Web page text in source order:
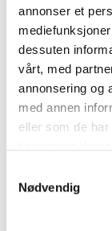
annonser et
dessuten
vårt, med
annonsering og
med annen
eller som de
Nødvendig
165, 170
Gruppe B4
430, 440 QE, B
Gruppe B5